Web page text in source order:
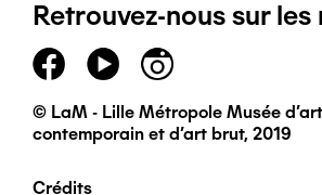
page
principal
Retrouvez-nous sur les
© LaM - Lille Métropole Musée
contemporain et d'art brut, 2019
Crédits